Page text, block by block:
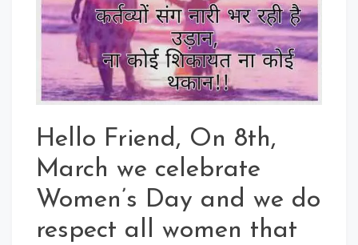
Wishes
In
Hindi
For
Whatsapp
Status
Hello Friend, On 8th,
March we celebrate
Women’s Day and we do
respect all women that